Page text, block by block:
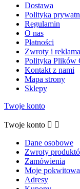
Dostawa
Polityka
Regulamin
O nas
Płatności
Zwroty i
Polityka Plików
Kontakt z nami
Mapa strony
Sklepy
Twoje konto
Twoje konto  
Dane osobowe
Zwroty
Zamówienia
Moje
Adresy